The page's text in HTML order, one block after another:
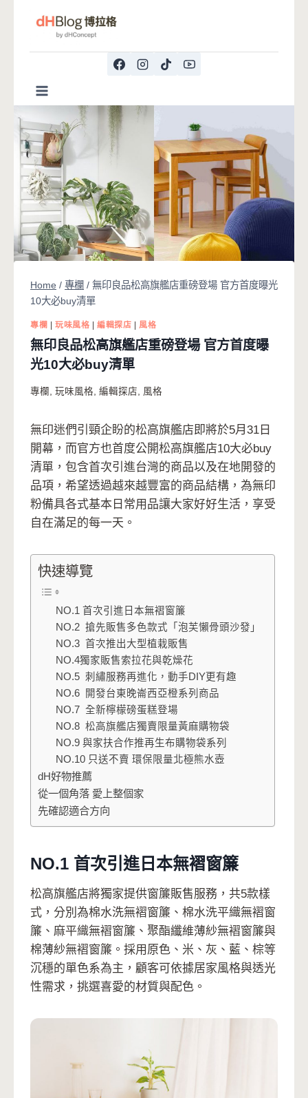
Home / 專欄 / 無印良品松高旗艦店重磅登場 官方首度曝光
10大必buy清單
專欄 玩味風格 |編輯探店 |風格
無印良品松高旗艦店重磅登場 官方首度曝
光10大必buy清單
專欄 玩味風格 編輯探店 風格
無印迷們引頸企盼的松高旗艦店即將於5月31日
開幕，而官方也首度公開松高旗艦店10大必buy
清單，包含首次引進台灣的商品以及在地開發的
品項，希望透過越來越豐富的商品結構，為無印
粉備具各式基本日常用品讓大家好好生活，享受
自在滿足的每一天。
快速導覽
NO.1 首次引進日本無褶窗簾
NO.2 搶先販售多色款式「泡芙懶骨頭沙發」
NO.3 首次推出大型植栽販售
NO.4獨家販售索拉花與乾燥花
NO.5 刺繡服務再進化，動手DIY更有趣
NO.6 開發台東晚崙西亞橙系列商品
NO.7 全新檸檬磅蛋糕登場
NO.8 松高旗艦店獨賣限量黃麻購物袋
NO.9 與家扶合作推再生布購物袋系列
NO.10 只送不賣 環保限量北極熊水壺
dH好物推薦
從一個角落 愛上整個家
先確認適合方向
NO.1 首次引進日本無褶窗簾
松高旗艦店將獨家提供窗簾販售服務，共5款樣
式，分別為棉水洗無褶窗簾、棉水洗平織無褶窗
簾、麻平織無褶窗簾、聚酯纖維薄紗無褶窗簾與
棉薄紗無褶窗簾。採用原色、米、灰、藍、棕等
沉穩的單色系為主，顧客可依據居家風格與透光
性需求，挑選喜愛的材質與配色。